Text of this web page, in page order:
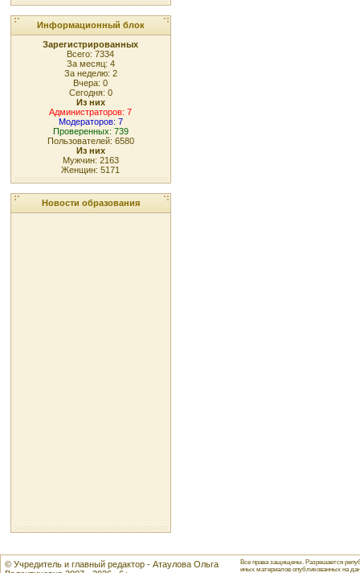
Информационный блок
Зарегистрированных
Всего: 7334
За месяц: 4
За неделю: 2
Вчера: 0
Сегодня: 0
Из них
Администраторов: 7
Модераторов: 7
Проверенных: 739
Пользователей: 6580
Из них
Мужчин: 2163
Женщин: 5171
Новости образования
© Учредитель и главный редактор - Атаулова Ольга
Все права защищены. Разрешается
иных материалов опубликованных на